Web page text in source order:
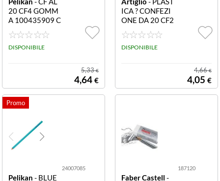
20 CF4 GOMM
A 100435909 C
F3+1 Gomma A
L 20 gomma bia
nca in vinile per
DISPONIBILE
5,33€
4,64 €
ICA ? CONFEZI
ONE DA 20 CF2
0GOMMA IN 5
26/20 5010 CF
20GOMMA IN
DISPONIBILE
4,66€
4,05 €
24007085
Pelikan - BLUE
187120
Faber Castell -